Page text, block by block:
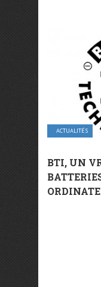
ACTUALITÉS
BTI, UN